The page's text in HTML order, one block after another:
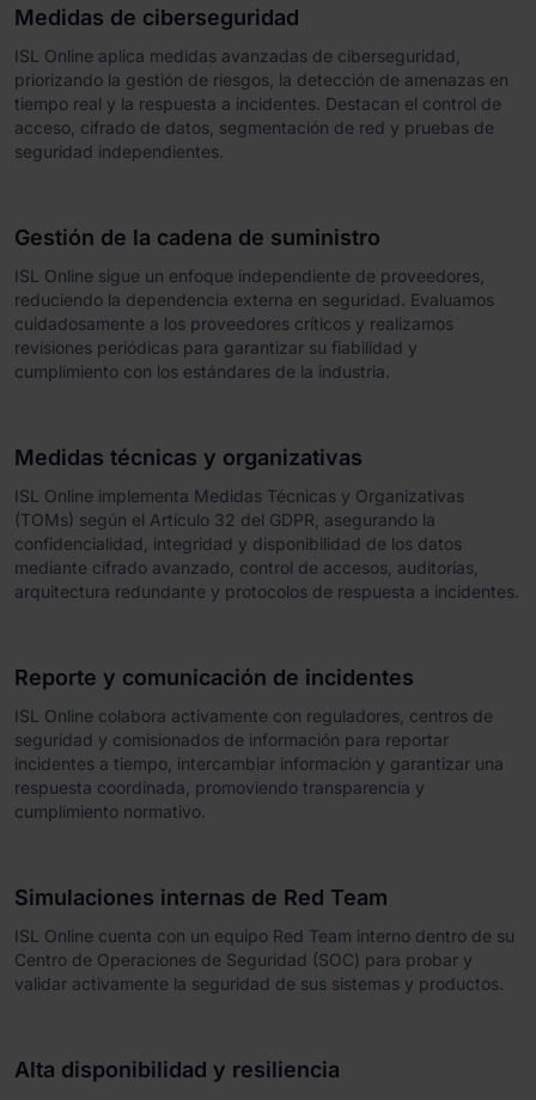
Medidas de ciberseguridad
ISL Online aplica medidas avanzadas de ciberseguridad,
priorizando la gestión de riesgos, la detección de amenazas en
tiempo real y la respuesta a incidentes. Destacan el control de
acceso, cifrado de datos, segmentación de red y pruebas de
seguridad independientes.
Gestión de la cadena de suministro
ISL Online sigue un enfoque independiente de proveedores,
reduciendo la dependencia externa en seguridad. Evaluamos
cuidadosamente a los proveedores críticos y realizamos
revisiones periódicas para garantizar su fiabilidad y
cumplimiento con los estándares de la industria.
Medidas técnicas y organizativas
ISL Online implementa Medidas Técnicas y Organizativas
(TOMs) según el Artículo 32 del GDPR, asegurando la
confidencialidad, integridad y disponibilidad de los datos
mediante cifrado avanzado, control de accesos, auditorías,
arquitectura redundante y protocolos de respuesta a incidentes.
Reporte y comunicación de incidentes
ISL Online colabora activamente con reguladores, centros de
seguridad y comisionados de información para reportar
incidentes a tiempo, intercambiar información y garantizar una
respuesta coordinada, promoviendo transparencia y
cumplimiento normativo.
Simulaciones internas de Red Team
ISL Online cuenta con un equipo Red Team interno dentro de su
Centro de Operaciones de Seguridad (SOC) para probar y
validar activamente la seguridad de sus sistemas y productos.
Alta disponibilidad y resiliencia